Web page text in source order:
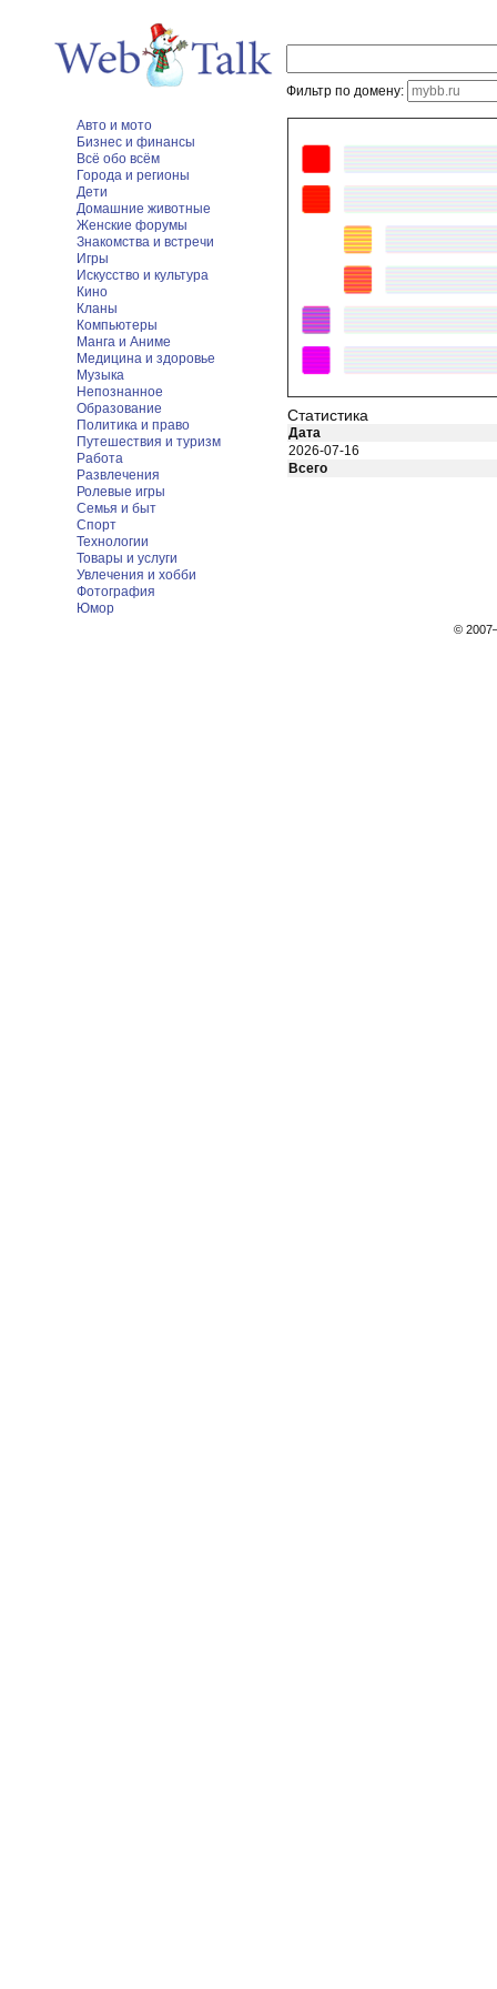
Фильтр по домену:
Авто и мото
Бизнес и финансы
Всё обо всём
Города и регионы
Дети
Домашние животные
Женские форумы
Знакомства и встречи
Игры
Искусство и культура
Кино
Кланы
Компьютеры
Манга и Аниме
Медицина и здоровье
Музыка
Непознанное
Образование
Политика и право
Путешествия и туризм
Работа
Развлечения
Ролевые игры
Семья и быт
Спорт
Технологии
Товары и услуги
Увлечения и хобби
Фотография
Юмор
Статистика
Дата
2026-07-16
Всего
©